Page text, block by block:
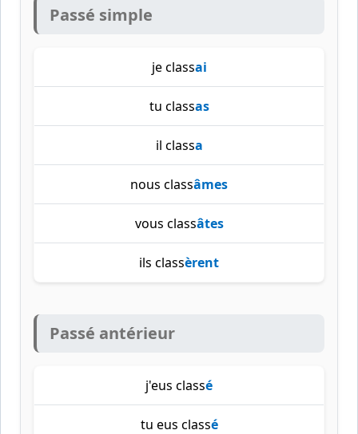
Passé simple
je classai
tu classas
il classa
nous classâmes
vous classâtes
ils classèrent
Passé antérieur
j'eus classé
tu eus classé